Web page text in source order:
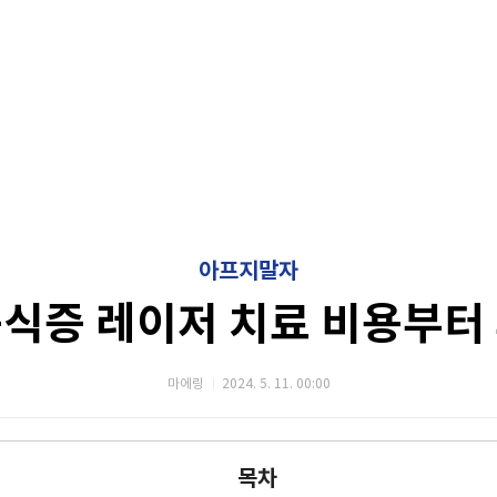
아프지말자
증 레이저 치료 비용부
마에링 2024. 5. 11. 00:00
목차